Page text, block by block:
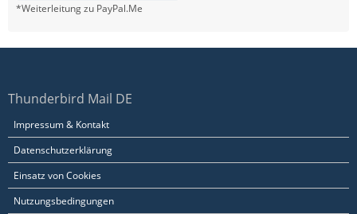
*Weiterleitung zu PayPal.Me
Thunderbird Mail DE
Impressum & Kontakt
Datenschutzerklärung
Einsatz von Cookies
Nutzungsbedingungen